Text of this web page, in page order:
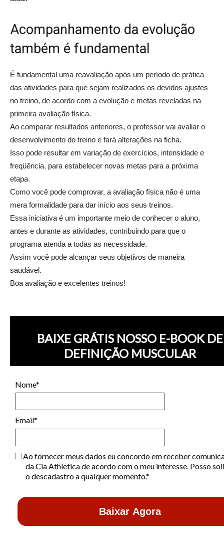
Acompanhamento da evolução
também é fundamental
É fundamental uma reavaliação após um período de prática
das atividades para que sejam realizados os devidos ajustes
no treino, de acordo com a evolução e metas reveladas na
primeira avaliação física.
Ao comparar resultados anteriores, o professor vai avaliar o
desenvolvimento do treino e fará alterações na ficha.
Isso pode resultar em variação de exercícios, intensidade e
freqüência, para estabelecer novas metas para a próxima
etapa.
Como você pode comprovar, a avaliação física não é uma
mera formalidade para dar início aos seus treinos.
Essa iniciativa é um importante meio de conhecer o aluno,
antes e durante as atividades, contribuindo para que o
programa atenda a todas as necessidade.
Assim você pode alcançar seus objetivos de maneira
saudável.
Boa avaliação e excelentes treinos!
BAIXE GRÁTIS NOSSO E-BOOK DE
DEFINIÇÃO MUSCULAR
Nome*
Email*
Ao fornecer meus dados eu concordo em receber
da Cia Athletica de acordo com o meu interesse. Posso
o descadastro a qualquer momento.*
Baixar Agora